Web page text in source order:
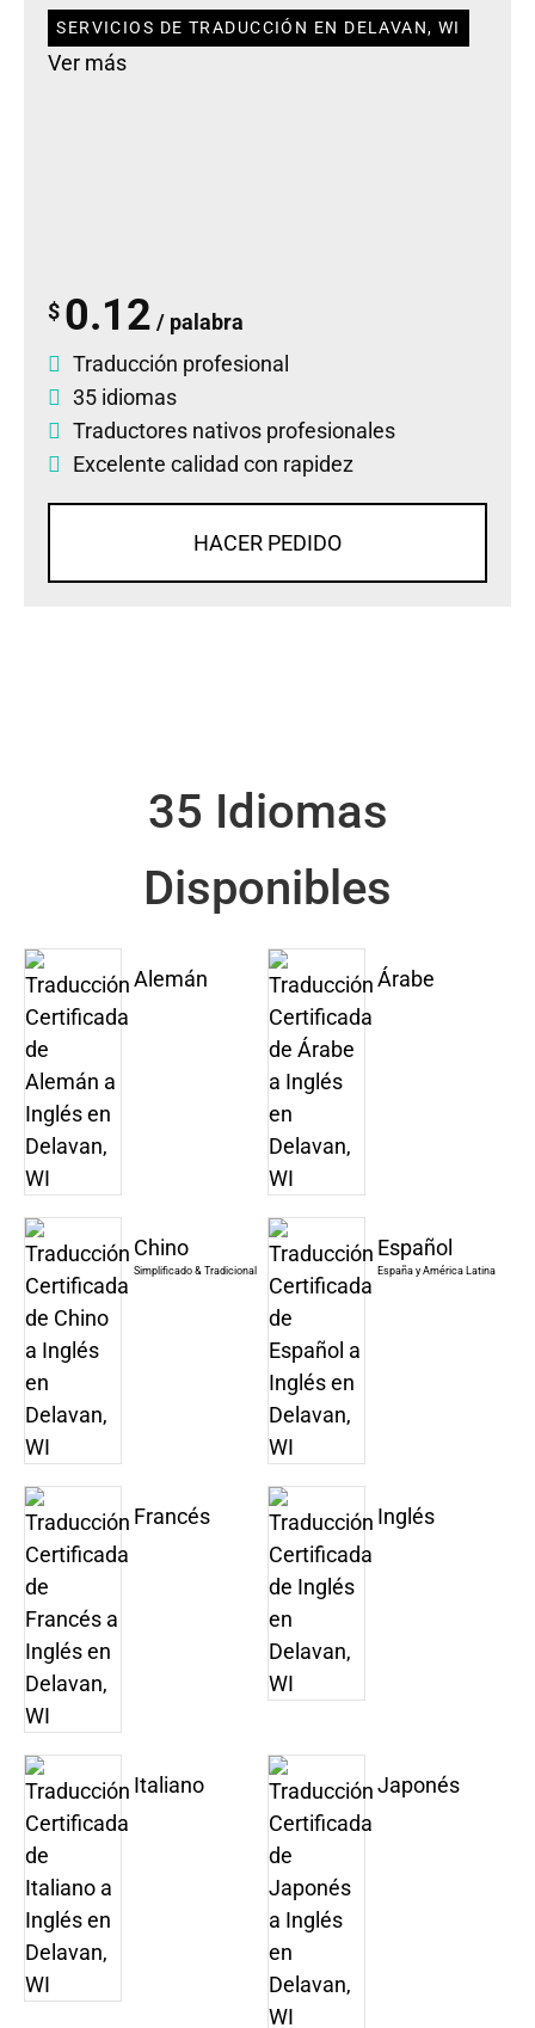
SERVICIOS DE TRADUCCIÓN EN DELAVAN, WI
Ver más
$ 0.12 / palabra
Traducción profesional
35 idiomas
Traductores nativos profesionales
Excelente calidad con rapidez
HACER PEDIDO
35 Idiomas
Disponibles
Alemán Árabe
Chino
Simplificado & Tradicional
Español
España y América Latina
Francés Inglés
Italiano Japonés